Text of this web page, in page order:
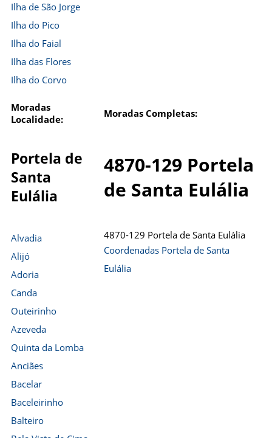
Ilha de São Jorge
Ilha do Pico
Ilha do Faial
Ilha das Flores
Ilha do Corvo
Moradas
Localidade:
Moradas Completas:
Portela de
Santa
Eulália
4870-129 Portela
de Santa Eulália
Alvadia
Alijó
Adoria
Canda
Outeirinho
Azeveda
Quinta da Lomba
Anciães
Bacelar
Baceleirinho
Balteiro
4870-129 Portela de Santa Eulália
Coordenadas Portela de Santa
Eulália